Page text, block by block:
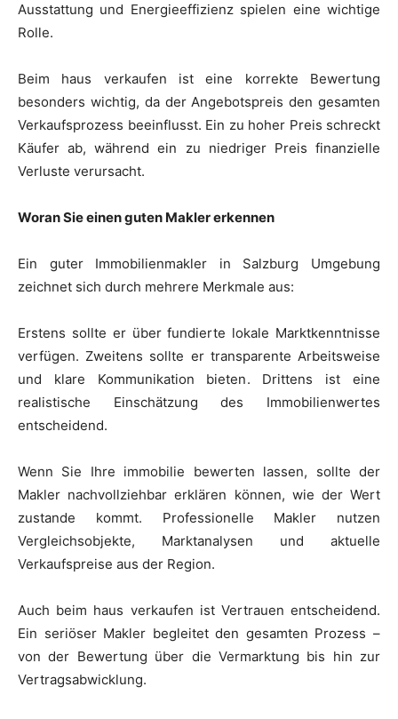
Ausstattung und Energieeffizienz spielen eine wichtige
Rolle.
Beim haus verkaufen ist eine korrekte Bewertung
besonders wichtig, da der Angebotspreis den gesamten
Verkaufsprozess beeinflusst. Ein zu hoher Preis schreckt
Käufer ab, während ein zu niedriger Preis finanzielle
Verluste verursacht.
Woran Sie einen guten Makler erkennen
Ein guter Immobilienmakler in Salzburg Umgebung
zeichnet sich durch mehrere Merkmale aus:
Erstens sollte er über fundierte lokale Marktkenntnisse
verfügen. Zweitens sollte er transparente Arbeitsweise
und klare Kommunikation bieten. Drittens ist eine
realistische Einschätzung des Immobilienwertes
entscheidend.
Wenn Sie Ihre immobilie bewerten lassen, sollte der
Makler nachvollziehbar erklären können, wie der Wert
zustande kommt. Professionelle Makler nutzen
Vergleichsobjekte, Marktanalysen und aktuelle
Verkaufspreise aus der Region.
Auch beim haus verkaufen ist Vertrauen entscheidend.
Ein seriöser Makler begleitet den gesamten Prozess –
von der Bewertung über die Vermarktung bis hin zur
Vertragsabwicklung.